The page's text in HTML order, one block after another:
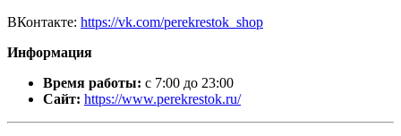
ВКонтакте: https://vk.com/perekrestok_shop
Информация
Время работы: с 7:00 до 23:00
Сайт: https://www.perekrestok.ru/